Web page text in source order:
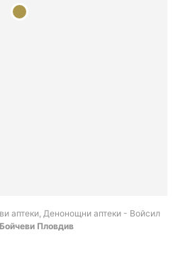
аптеки, Денонощни аптеки - Войсил
Пловдив